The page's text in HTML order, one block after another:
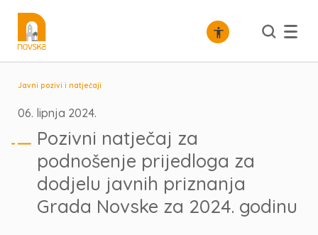
Javni pozivi i natječaji
06. lipnja 2024.
Pozivni natječaj za
podnošenje prijedloga za
dodjelu javnih priznanja
Grada Novske za 2024. godinu